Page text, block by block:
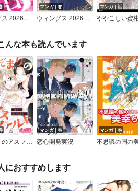
ウィングス 2026年6月号［期間限定］
マンガ｜巻
ウィングス 2026年4月号［期間限定］
マンガ｜話
んな本も読んでいます
陽だまりのアスファルト ～姐さん、はじめました～
マンガ｜巻
恋心開発実況
マンガ｜巻
におすすめします